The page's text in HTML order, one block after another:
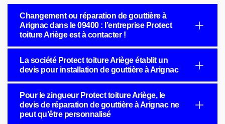
Changement ou réparation de gouttière à
Arignac dans le 09400 : l’entreprise Protect
toiture Ariège est à contacter !
La société Protect toiture Ariège établit un
devis pour installation de gouttière à Arignac
Pour le zingueur Protect toiture Ariège, le
devis de réparation de gouttière à Arignac ne
peut qu’être personnalisé